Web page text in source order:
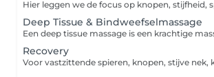
Deep Tissue & Bindweefselmassage
Recovery